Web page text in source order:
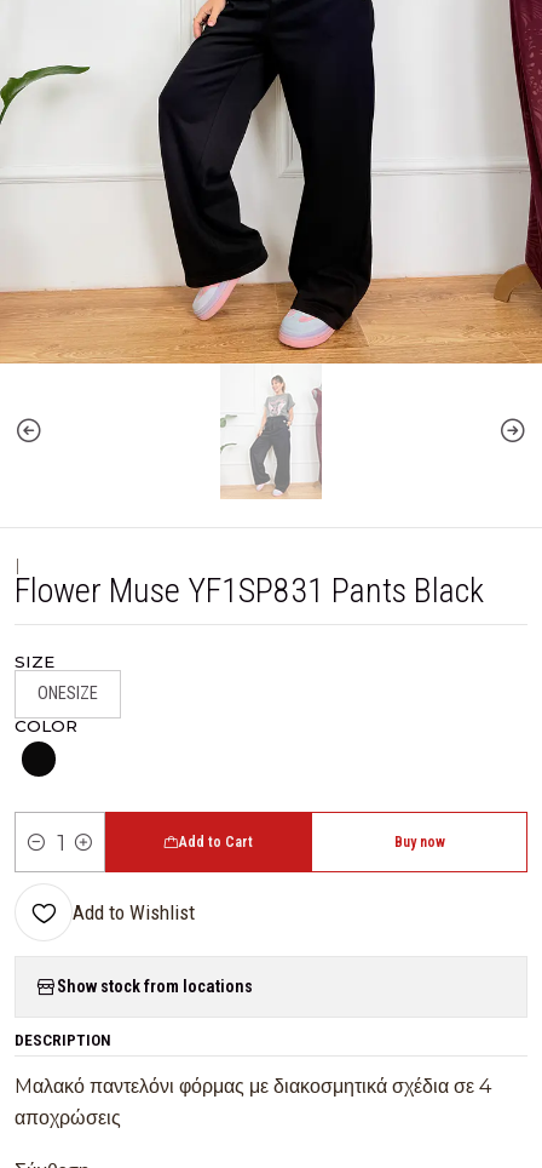
|
Flower Muse YF1SP831 Pants Black
SIZE
ONESIZE
COLOR
Quantity
Add to Cart Buy now
Add to Wishlist
Show stock from locations
DESCRIPTION
Mαλακό παντελόνι φόρμας με διακοσμητικά σχέδια σε 4
αποχρώσεις